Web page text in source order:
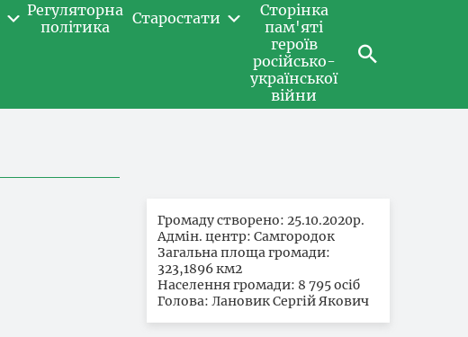
Регуляторна
політика
Старостати
Сторінка
пам'яті
героїв
російсько-
української
війни
Громаду створено: 25.10.2020р.
Адмін. центр: Самгородок
Загальна площа громади:
323,1896 км2
Населення громади: 8 795 осіб
Голова: Лановик Сергій Якович